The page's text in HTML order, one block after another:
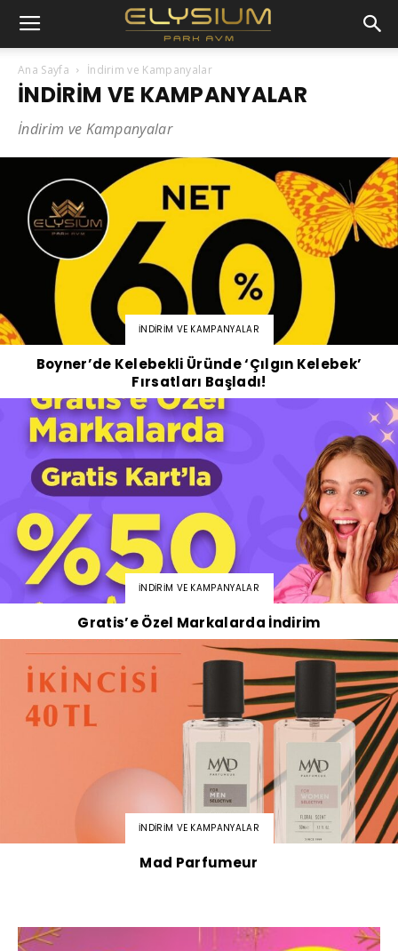
Ana Sayfa İndirim ve Kampanyalar
İNDIRIM VE KAMPANYALAR
İndirim ve Kampanyalar
İNDIRIM VE KAMPANYALAR
Boyner’de Kelebekli Üründe ‘Çılgın Kelebek’
Fırsatları Başladı!
İNDIRIM VE KAMPANYALAR
Gratis’e Özel Markalarda İndirim
İNDIRIM VE KAMPANYALAR
Mad Parfumeur